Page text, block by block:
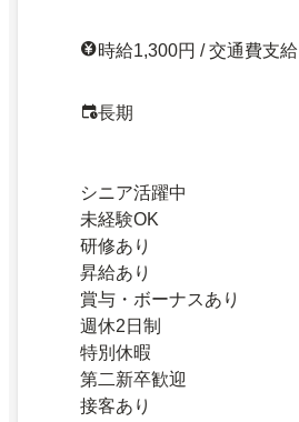
時給1,300円 / 交通費支給
長期
シニア活躍中
未経験OK
研修あり
昇給あり
賞与・ボーナスあり
週休2日制
特別休暇
第二新卒歓迎
接客あり